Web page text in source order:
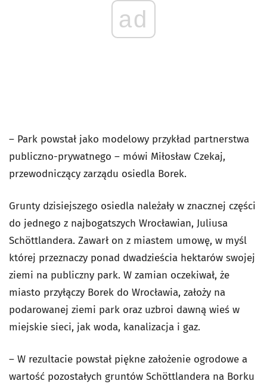
ad
– Park powstał jako modelowy przykład partnerstwa
publiczno-prywatnego – mówi Miłosław Czekaj,
przewodniczący zarządu osiedla Borek.
Grunty dzisiejszego osiedla należały w znacznej części
do jednego z najbogatszych Wrocławian, Juliusa
Schöttlandera. Zawarł on z miastem umowę, w myśl
której przeznaczy ponad dwadzieścia hektarów swojej
ziemi na publiczny park. W zamian oczekiwał, że
miasto przyłączy Borek do Wrocławia, założy na
podarowanej ziemi park oraz uzbroi dawną wieś w
miejskie sieci, jak woda, kanalizacja i gaz.
– W rezultacie powstał piękne założenie ogrodowe a
wartość pozostałych gruntów Schöttlandera na Borku